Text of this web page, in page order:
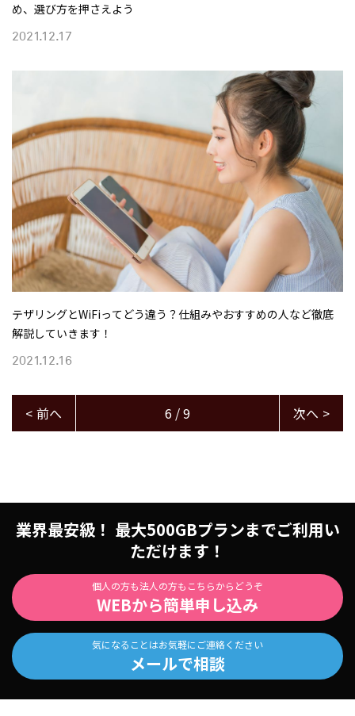
2021.12.17
め、選び方を押さえよう
2021.12.16
テザリングとWiFiってどう違う？仕組みやおすすめの人など徹底
解説していきます！
< 前へ 6 / 9 次へ >
業界最安級！ 最大500GBプランまでご利用い
ただけます！
個人の方も法人の方もこちらからどうぞ
WEBから簡単申し込み
気になることはお気軽にご連絡ください
メールで相談